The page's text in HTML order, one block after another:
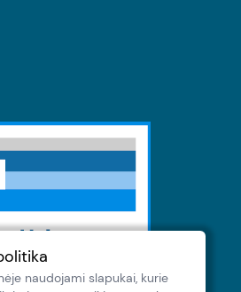
naudojami slapukai, kurie